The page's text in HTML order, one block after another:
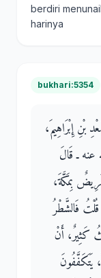
berdiri
harinya
bukhari:5354
بْنِ إِبْرَاهِيمَ،
ـ قَالَ
بِمَكَّةَ،
فَالشَّطْرُ
كَثِيرٌ، أَنْ
يَتَكَفَّفُونَ